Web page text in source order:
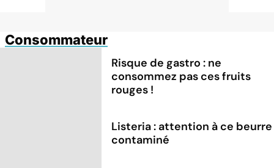
Consommateur
Risque de gastro : ne
consommez pas ces fruits
rouges !
Listeria : attention à ce beurre
contaminé